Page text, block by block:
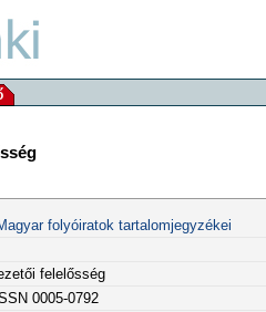
folyóiratok tartalomjegyzékei
felelősség
0005-0792